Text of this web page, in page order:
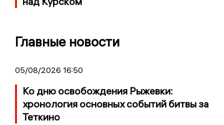
Главные новости
05/08/2026 16:50
Ко дню освобождения Рыжевки:
хронология основных событий битвы за
Теткино